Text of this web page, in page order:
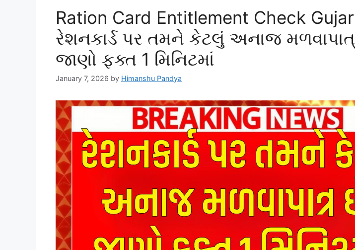
Ration Card Entitlement Check
રેશનકાર્ડ પર તમને કેટલું અનાજ
જાણો ફક્ત 1 મિનિટમાં
January 7, 2026 by Himanshu Pandya